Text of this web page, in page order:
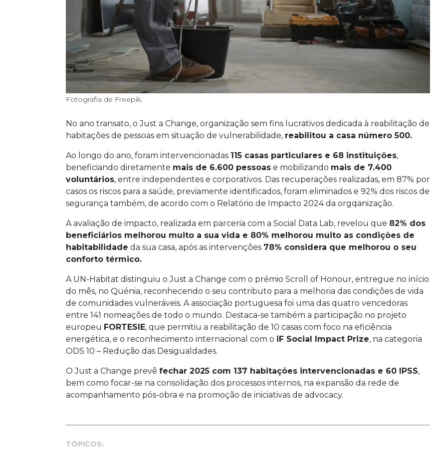
Fotografia de Freepik.
No ano transato, o Just a Change, organização sem fins lucrativos dedicada à reabilitação de
habitações de pessoas em situação de vulnerabilidade, reabilitou a casa número 500.
Ao longo do ano, foram intervencionadas 115 casas particulares e 68 instituições,
beneficiando diretamente mais de 6.600 pessoas e mobilizando mais de 7.400
voluntários, entre independentes e corporativos. Das recuperações realizadas, em 87% por
casos os riscos para a saúde, previamente identificados, foram eliminados e 92% dos riscos de
segurança também, de acordo com o Relatório de Impacto 2024 da orgqanização.
A avaliação de impacto, realizada em parceria com a Social Data Lab, revelou que 82% dos
beneficiários melhorou muito a sua vida e 80% melhorou muito as condições de
habitabilidade da sua casa, após as intervenções 78% considera que melhorou o seu
conforto térmico.
A UN-Habitat distinguiu o Just a Change com o prémio Scroll of Honour, entregue no início
do mês, no Quénia, reconhecendo o seu contributo para a melhoria das condições de vida
de comunidades vulneráveis. A associação portuguesa foi uma das quatro vencedoras
entre 141 nomeações de todo o mundo. Destaca-se também a participação no projeto
europeu FORTESIE, que permitiu a reabilitação de 10 casas com foco na eficiência
energética, e o reconhecimento internacional com o iF Social Impact Prize, na categoria
ODS 10 – Redução das Desigualdades.
O Just a Change prevê fechar 2025 com 137 habitações intervencionadas e 60 IPSS,
bem como focar-se na consolidação dos processos internos, na expansão da rede de
acompanhamento pós-obra e na promoção de iniciativas de advocacy.
TÓPICOS: